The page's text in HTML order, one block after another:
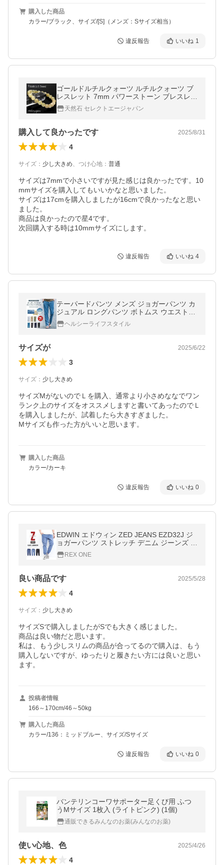
購入した商品
カラー/ブラック、サイズ/[S]（メンズ：Sサイズ相当）
違反報告 いいね 1
ゴールドルチルクォーツ ルチルクォーツ ブ
レスレット 7mm パワーストーン ブレスレッ
ト メンズ レディース 天然石 数珠
天然石 セレクトエージャパン
購入して良かったです 2025/8/31
4
サイズ ： 少し大きめ、 つけ心地 ： 普通
サイズは7mmで小さいですが見た感じは良かったです。10
mmサイズを購入してもいいかなと思いました。
サイズは17cmを購入しましたが16cmで良かったなと思い
ました。
商品は良かったので星4です。
次回購入する時は10mmサイズにします。
違反報告 いいね 4
テーパードパンツ メンズ ジョガーパンツ カ
ジュアル ロングパンツ ボトムス ウエストゴ
ム 脚長効果
ヘルシーライフスタイル
サイズが 2025/6/22
3
サイズ ： 少し大きめ
サイズMがないのでＬを購入、通常より小さめななでワン
ランク上のサイズをオススメしますと書いてあったのでＬ
を購入しましたが、試着したら大きすぎました。
購入した商品
カラー/カーキ
違反報告 いいね 0
EDWIN エドウィン ZED JEANS EZD32J ジ
ョガーパンツ ストレッチ デニム ジーンズ パ
ンツ メンズ 送料無料
REX ONE
良い商品です 2025/5/28
4
サイズ ： 少し大きめ
サイズSで購入しましたがSでも大きく感じました。
商品は良い物だと思います。
私は、もう少しスリムの商品が合ってるので購入は、もう
購入しないですが、ゆったりと履きたい方には良いと思い
ます。
投稿者情報
166～170cm/46～50kg
購入した商品
カラー/136：ミッドブルー、サイズ/Sサイズ
違反報告 いいね 0
バンテリンコーワサポーター足くび用 ふつ
うMサイズ 1枚入 (ライトピンク) (1個)
通販できるみんなのお薬(みんなのお薬)
使い心地、色 2025/4/26
4